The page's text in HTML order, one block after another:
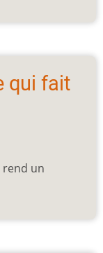
qui fait
rend un